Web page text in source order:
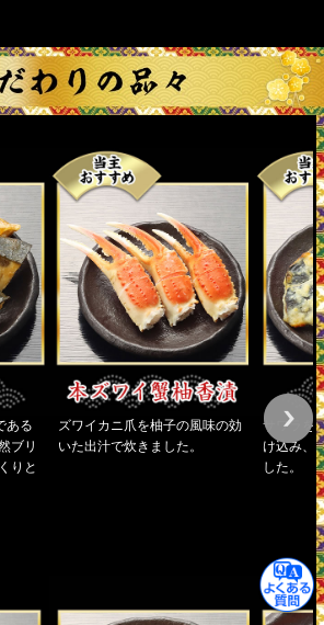
ある
ブリ
りと
ズワイカニ爪を柚子の風味の効
いた出汁で炊きました。
サワラを
け込み、
した。